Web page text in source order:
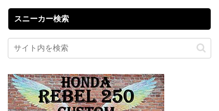
スニーカー検索